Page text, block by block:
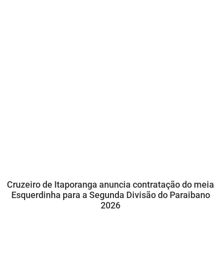
Cruzeiro de Itaporanga anuncia contratação do meia
Esquerdinha para a Segunda Divisão do Paraibano
2026